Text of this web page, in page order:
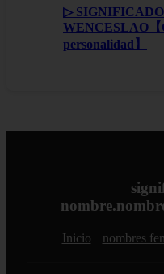
▷ SIGNIFICADO
WENCESLAO【
personalidad】
Inicio nombres